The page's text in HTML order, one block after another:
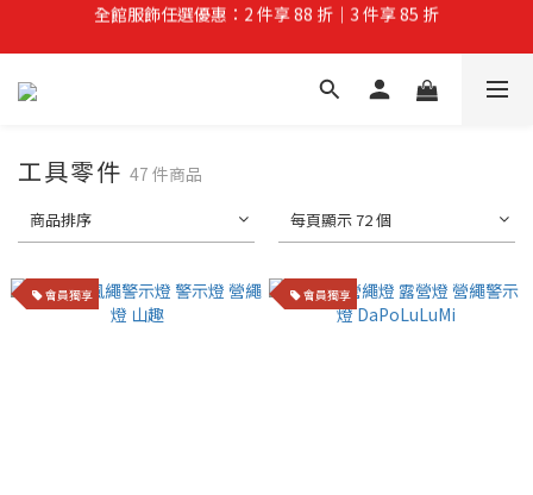
夏拚Go物節：滿 $588 全店狂打 88 折
夏拚Go物節：滿 $588 全店狂打 88 折
工具零件 47 件商品
商品排序 每頁顯示 72 個
會員獨享 會員獨享